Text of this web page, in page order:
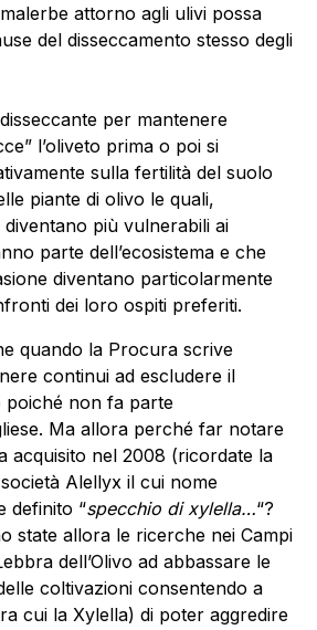
attorno agli ulivi possa
del disseccamento stesso degli
per mantenere
l’oliveto prima o poi si
sulla fertilità del suolo
piante di olivo le quali,
diventano più vulnerabili ai
parte dell’ecosistema e che
diventano particolarmente
dei loro ospiti preferiti.
quando la Procura scrive
continui ad escludere il
poiché non fa parte
Ma allora perché far notare
acquisito nel 2008 (ricordate la
Alellyx il cui nome
definito “specchio di xylella…“?
state allora le ricerche nei Campi
dell’Olivo ad abbassare le
coltivazioni consentendo a
cui la Xylella) di poter aggredire